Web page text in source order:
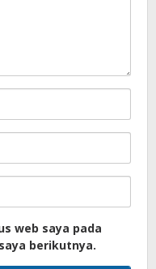
web saya pada
berikutnya.